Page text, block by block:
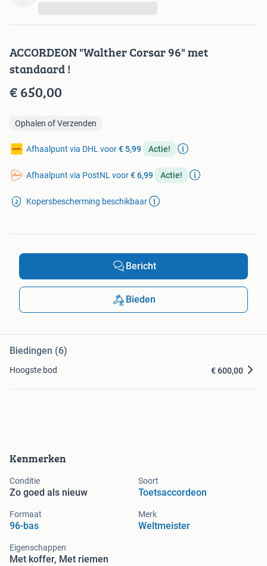
Kenmerken
Conditie
Zo goed als nieuw
Soort
Toetsaccordeon
Formaat
96-bas
Merk
Weltmeister
Eigenschappen
Met koffer, Met riemen
ACCORDEON "Walther Corsar 96" met
standaard !
€ 650,00
Ophalen of Verzenden
Afhaalpunt via DHL voor€ 5,99 Actie!
Afhaalpunt via PostNL voor€ 6,99 Actie!
Kopersbescherming beschikbaar
Bericht
Bieden
Biedingen (6)
Hoogste bod € 600,00